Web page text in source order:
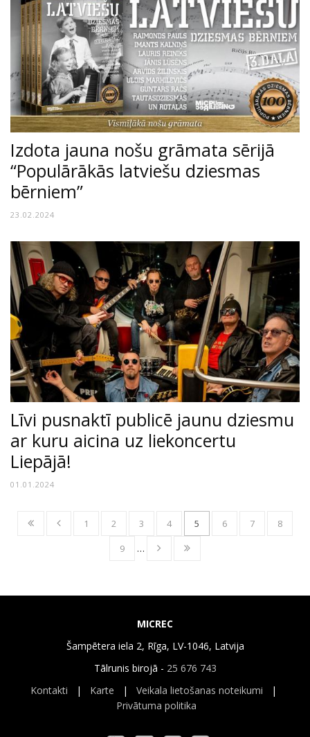
Izdota jauna nošu grāmata sērijā
“Populārākās latviešu dziesmas
bērniem”
23.02.2024
Līvi pusnaktī publicē jaunu dziesmu
ar kuru aicina uz liekoncertu
Liepājā!
01.01.2024
1 2 3 4 5 6 7
8
9
…
MICREC
Šampētera iela 2, Rīga, LV-1046, Latvija
Tālrunis birojā - 25 676 743
Kontakti | Karte | Veikala lietošanas noteikumi |
Privātuma politika